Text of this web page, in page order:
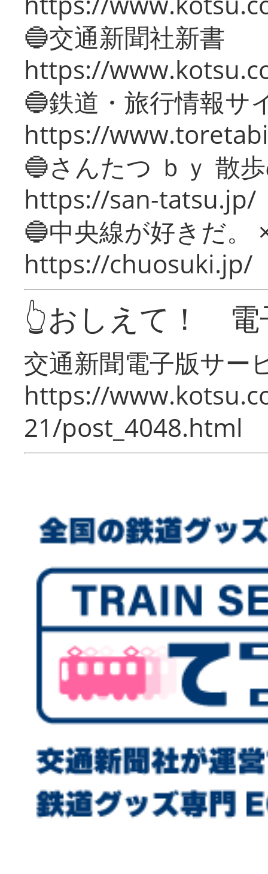
🔵交通新聞社新書
https://
🔵鉄道・旅行情報サ
https://
🔵さんたつ ｂｙ 散
https://san-tatsu.jp/
🔵中央線が好きだ。
https://chuosuki.jp/
👆おしえて！ 電
交通新聞電子版サー
https://
21/post_4048.html